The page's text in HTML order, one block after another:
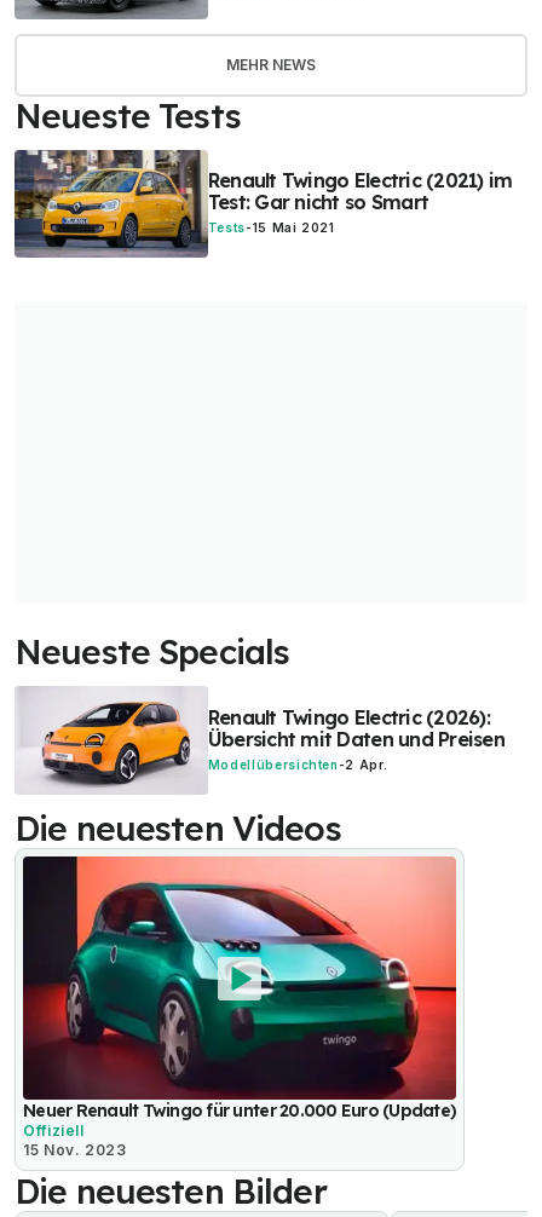
MEHR NEWS
Neueste Tests
Renault Twingo Electric (2021) im
Test: Gar nicht so Smart
Tests-15 Mai 2021
Neueste Specials
Renault Twingo Electric (2026):
Übersicht mit Daten und Preisen
Modellübersichten -2 Apr.
Die neuesten Videos
Neuer Renault Twingo für unter 20.000 Euro (Update)
Offiziell
15 Nov. 2023
Die neuesten Bilder